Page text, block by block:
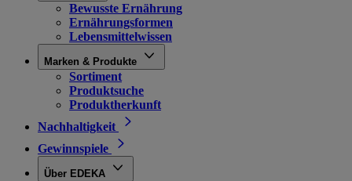
Bewusste Ernährung
Ernährungsformen
Lebensmittelwissen
Marken & Produkte
Sortiment
Produktsuche
Produktherkunft
Nachhaltigkeit
Gewinnspiele
Über EDEKA